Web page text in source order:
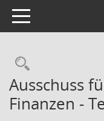
Toggle navigation
Ausschuss
Finanzen -